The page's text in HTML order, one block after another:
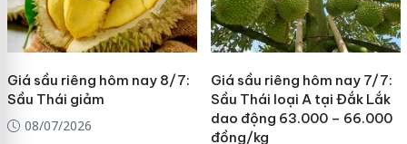
Giá sầu riêng hôm nay 8/7:
Sầu Thái giảm
08/07/2026
Giá sầu riêng hôm nay 7/7:
Sầu Thái loại A tại Đắk Lắk
dao động 63.000 – 66.000
đồng/kg